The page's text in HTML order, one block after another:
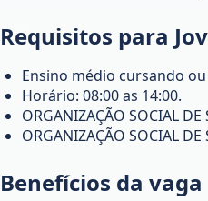
Requisitos para
Ensino médio cursando
Horário: 08:00 as 14:00.
ORGANIZAÇÃO SOCIAL DE
ORGANIZAÇÃO SOCIAL DE
Benefícios da vaga